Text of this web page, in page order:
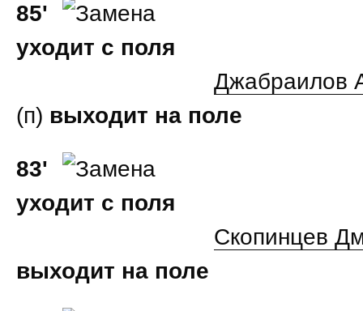
85'
уходит с поля
Джабраилов
(п) выходит на поле
83'
уходит с поля
Скопинцев
выходит на поле